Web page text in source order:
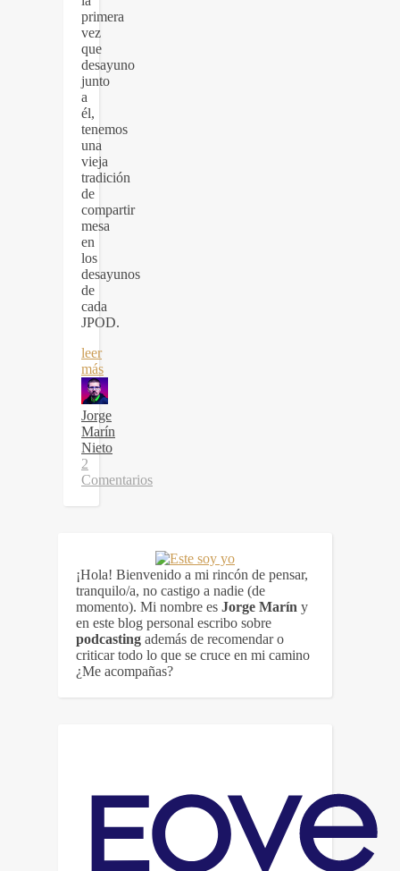
primera
vez
que
desayuno
junto
a
él,
tenemos
una
vieja
tradición
de
compartir
mesa
en
los
desayunos
de
cada
JPOD.
leer
más
Jorge
Marín
Nieto
2
Comentarios
¡Hola! Bienvenido a mi rincón de pensar,
tranquilo/a, no castigo a nadie (de
momento). Mi nombre es Jorge Marín y
en este blog personal escribo sobre
podcasting además de recomendar o
criticar todo lo que se cruce en mi camino
¿Me acompañas?